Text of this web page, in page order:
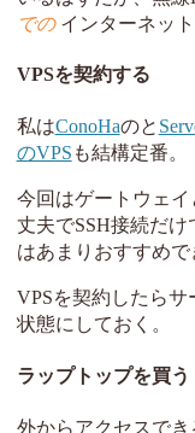
でのインターネット
VPSを契約する
私はConoHaのと
のVPS も結構定番。
今回はゲートウェ
丈夫でSSH接続だ
はあまりおすすめで
VPSを契約したらサ
状態にしておく。
ラップトップを買う
外からアクセスで